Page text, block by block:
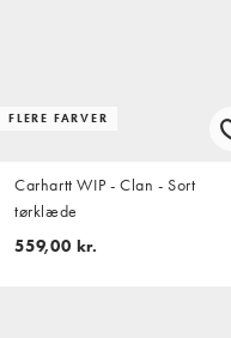
FLERE FARVER
Carhartt WIP - Clan - Sort
tørklæde
559,00 kr.